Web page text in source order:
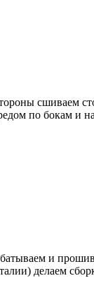
сшиваем
по бокам и
и
делаем